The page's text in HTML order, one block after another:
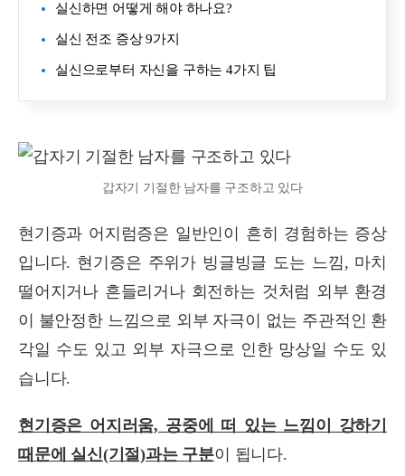
실신하면 어떻게 해야 하나요?
실신 전조 증상 9가지
실신으로부터 자신을 구하는 4가지 팁
갑자기 기절한 남자를 구조하고 있다
현기증과 어지럼증은 일반인이 흔히 경험하는 증상
입니다. 현기증은 주위가 빙글빙글 도는 느낌, 마치
떨어지거나 흔들리거나 회전하는 것처럼 외부 환경
이 불안정한 느낌으로 외부 자극이 없는 주관적인 환
각일 수도 있고 외부 자극으로 인한 망상일 수도 있
습니다.
현기증은 어지러움, 공중에 떠 있는 느낌이 강하기
때문에 실신(기절)과는 구분이 됩니다.